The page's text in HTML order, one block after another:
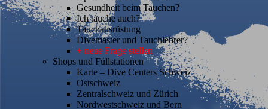
Gesundheit beim Tauchen?
Ich tauche auch?
Tauchausrüstung
Divemaster und Tauchlehrer?
+ neue Frage stellen
Shops und Füllstationen
Karte – Dive Centers Schweiz
Ostschweiz
Zentralschweiz und Zürich
Nordwestschweiz und Bern